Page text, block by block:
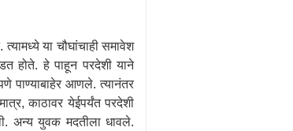
या चौघांचाही समावेश
होते. हे पाहून परदेशी याने
पाण्याबाहेर आणले. त्यानंतर
,काठावर येईपर्यंत परदेशी
अन्य युवक मदतीला धावले.